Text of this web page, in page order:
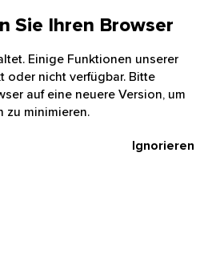
Sie Ihren Browser
Einige Funktionen unserer
oder nicht verfügbar. Bitte
auf eine neuere Version, um
zu minimieren.
Ignorieren